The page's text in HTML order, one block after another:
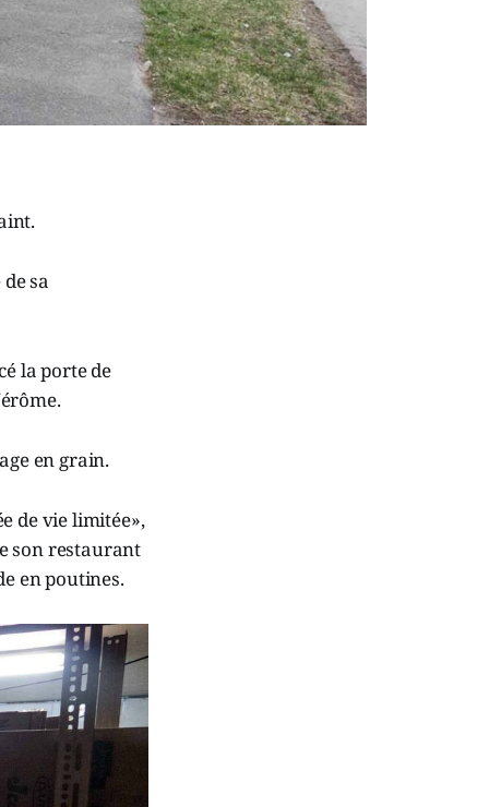
sa
la porte de
en grain.
de vie limitée»,
son restaurant
en poutines.